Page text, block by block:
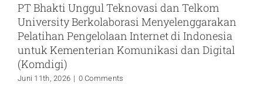
PT Bhakti Unggul Teknovasi dan Telkom
University Berkolaborasi Menyelenggarakan
Pelatihan Pengelolaan Internet di Indonesia
untuk Kementerian Komunikasi dan Digital
(Komdigi)
Juni 11th, 2026 | 0 Comments